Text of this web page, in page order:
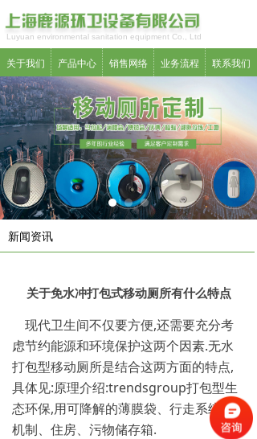
Luyuan environmental sanitation equipment Co., Ltd
关于我们 产品中心 销售网络 业务流程 联系我们
关于免水冲打包式移动厕所有什么特点
现代卫生间不仅要方便,还需要充分考
虑节约能源和环境保护这两个因素.无水
打包型移动厕所是结合这两方面的特点,
具体见:原理介绍:trendsgroup打包型生
态环保,用可降解的薄膜袋、行走系统、
机制、住房、污物储存箱.
新闻资讯